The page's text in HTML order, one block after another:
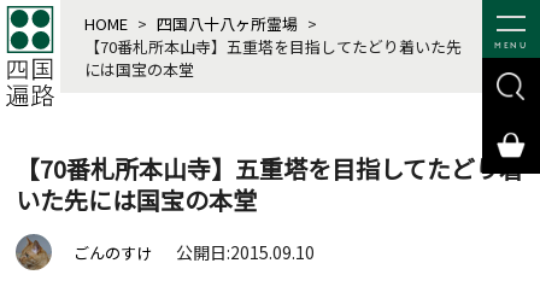
MENU
HOME > 四国八十八ヶ所霊場 >
【70番札所本山寺】五重塔を目指してたどり着いた先
には国宝の本堂
【70番札所本山寺】五重塔を目指してたどり着
いた先には国宝の本堂
ごんのすけ 公開日:2015.09.10